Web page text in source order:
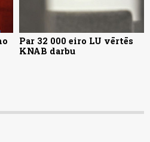
Par 32 000 eiro LU vērtēs
KNAB darbu